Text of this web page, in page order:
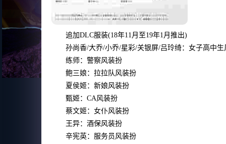
追加DLC服装(18年11月至19年1月推出)
孙尚香/大乔/小乔/星彩/关银屏/吕玲绮：女子高中生
练师：警察风装扮
鲍三娘：拉拉队风装扮
夏侯姬：新娘风装扮
甄姬：CA风装扮
蔡文姬：女仆风装扮
王异：酒保风装扮
辛宪英：服务员风装扮